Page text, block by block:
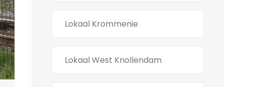
Lokaal Krommenie
Lokaal West Knollendam